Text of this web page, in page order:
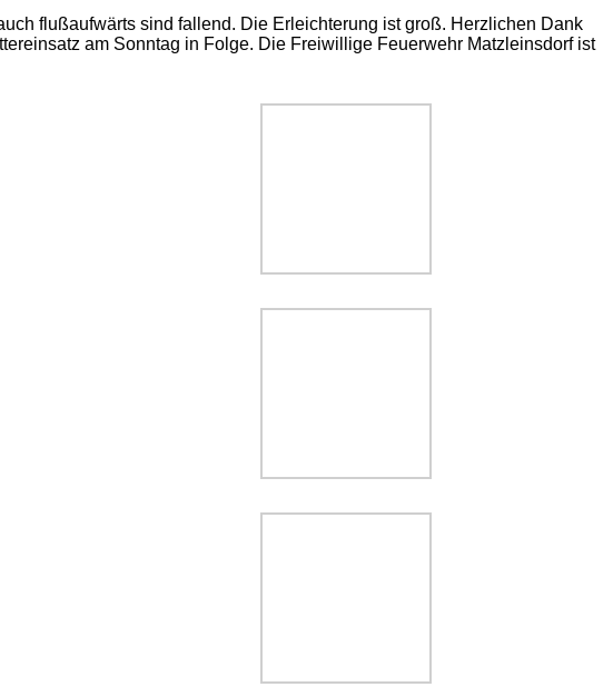
flußaufwärts sind fallend. Die Erleichterung ist groß. Herzlichen Dank
am Sonntag in Folge. Die Freiwillige Feuerwehr Matzleinsdorf ist